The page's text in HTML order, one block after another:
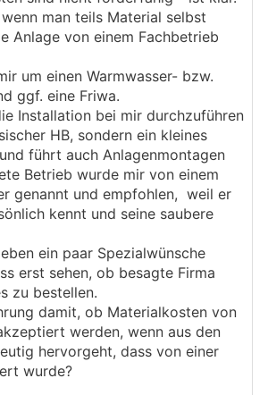
man teils Material selbst
Anlage von einem Fachbetrieb
um einen Warmwasser- bzw.
ggf. eine Friwa.
Installation bei mir durchzuführen
HB, sondern ein kleines
führt auch Anlagenmontagen
Betrieb wurde mir von einem
genannt und empfohlen, weil er
kennt und seine saubere
ein paar Spezialwünsche
erst sehen, ob besagte Firma
zu bestellen.
damit, ob Materialkosten von
werden, wenn aus den
hervorgeht, dass von einer
wurde?